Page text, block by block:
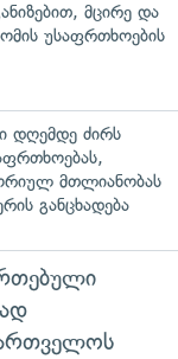
მცირე და
უსაფრთხოების
დღემდე ძირს
მთლიანობას
განცხადება